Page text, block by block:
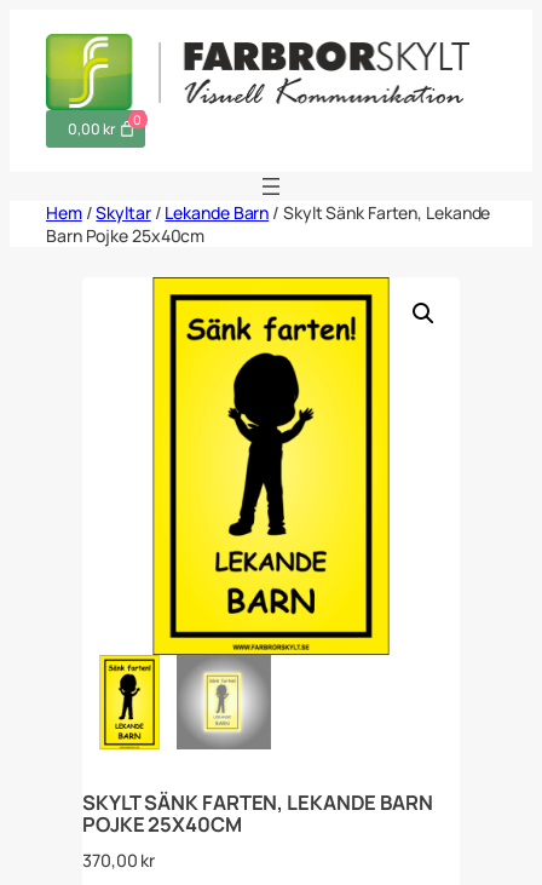
0
0,00 kr
Hem/Skyltar/ Lekande Barn / Skylt Sänk Farten, Lekande
Barn Pojke 25x40cm
SKYLT SÄNK FARTEN, LEKANDE BARN
POJKE 25X40CM
370,00 kr